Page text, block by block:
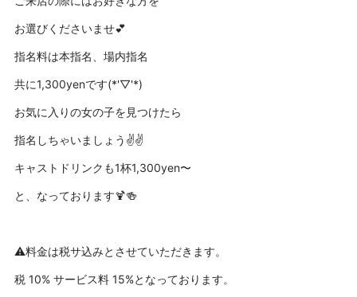
お選びくださいませ💕
指名料は本指名、場内指名
共に1,300yenです(*'▽'*)
お気に入りの女の子を見つけたら
指名しちゃいましょう✌️✌️
キャストドリンクも1杯1,300yen〜
と、なっております🍹🍻
⚠️料金は税サ込みとさせていただきます。
税 10% サービス料 15%となっております。